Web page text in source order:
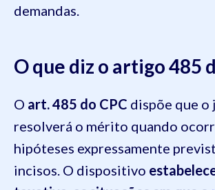
demandas.
O que diz o artigo 485
O art. 485 do CPC dispõe que o
resolverá o mérito quando
hipóteses expressamente
incisos. O dispositivo